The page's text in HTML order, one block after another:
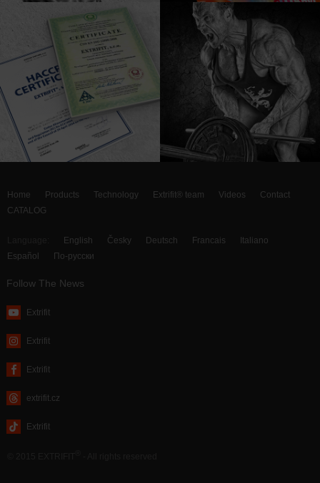
Home Products Technology Extrifit® team Videos
Contact
CATALOG
English Česky Deutsch Francais
Italiano
Español
По-русски
Follow The News
Extrifit
Extrifit
Extrifit
extrifit.cz
Extrifit